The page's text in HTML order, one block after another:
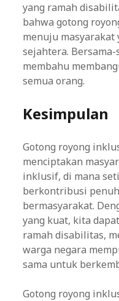
yang ramah
bahwa gotong
menuju masyarakat
sejahtera.
membahu
semua orang.
Kesimpulan
Gotong royong
menciptakan
inklusif, di mana
berkontribusi
bermasyarakat.
yang kuat, kita
ramah disabilitas,
warga negara
sama untuk
Gotong royong